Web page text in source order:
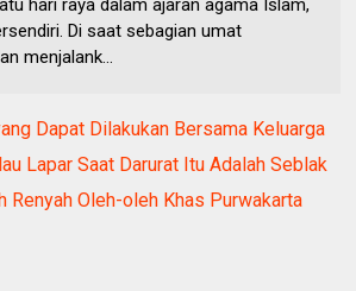
hari raya dalam ajaran agama Islam,
Di saat sebagian umat
menjalank...
Dapat Dilakukan Bersama Keluarga
Lapar Saat Darurat Itu Adalah Seblak
Renyah Oleh-oleh Khas Purwakarta